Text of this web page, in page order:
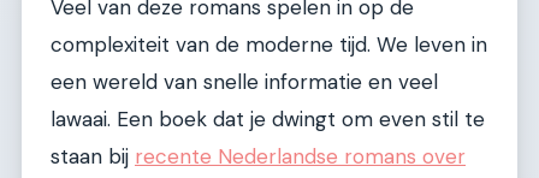
Veel van deze romans spelen in op de
complexiteit van de moderne tijd. We leven in
een wereld van snelle informatie en veel
lawaai. Een boek dat je dwingt om even stil te
staan bij recente Nederlandse romans over